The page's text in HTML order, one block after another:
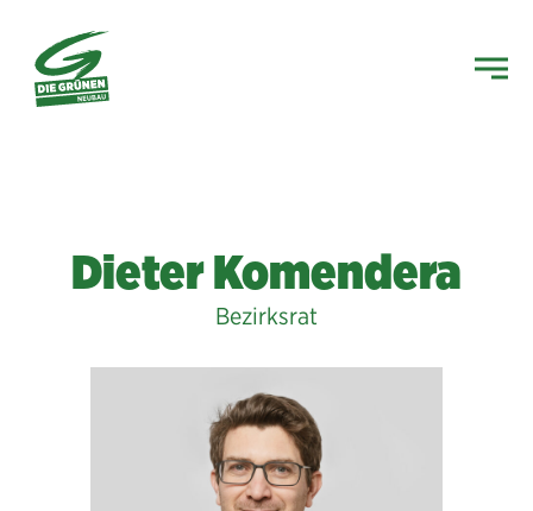
Dieter Komendera
Bezirksrat